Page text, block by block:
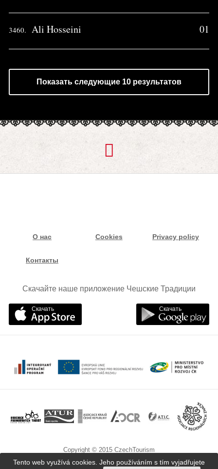
3460. Ali Hosseini 01
Показать следующие 10 результатов
О нас Cookies Privacy policy
Контакты
Скачайте наше приложение Чешские Традиции
Скачать Скачать
Copyright © 2015 CzechTourism
Tento web využívá cookies. Jeho používáním s tím vyjadřujete